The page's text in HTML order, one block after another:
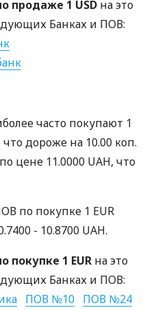
продаже 1 USD на это
Банках и ПОВ:
часто покупают 1
что дороже на 10.00 коп.
цене 11.0000 UAH, что
по покупке 1 EUR
- 10.8700 UAH.
1 EUR на это
Банках и ПОВ:
ПОВ №10 ПОВ №24